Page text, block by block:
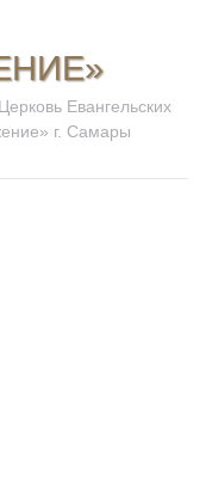
Евангельских
г. Самары